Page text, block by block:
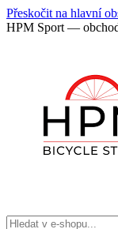
Přeskočit na hlavní
HPM Sport —